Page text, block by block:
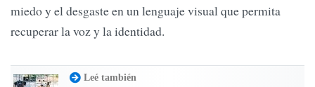
miedo y el desgaste en un lenguaje visual que permita
recuperar la voz y la identidad.
Leé también